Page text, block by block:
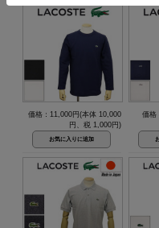
価格：11,000円(本体 10,000
円、税 1,000円)
価格